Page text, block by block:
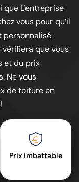
que L'entreprise
vous pour qu’il
personnalisé.
vérifiera que vous
et du prix
Ne vous
de toiture en
Prix imbattable